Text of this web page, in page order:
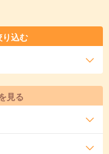
込む
見る